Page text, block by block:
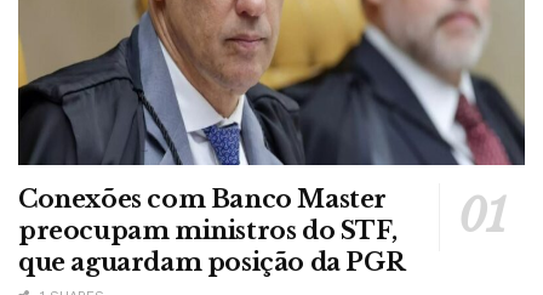
Conexões com Banco Master
preocupam ministros do STF,
que aguardam posição da PGR